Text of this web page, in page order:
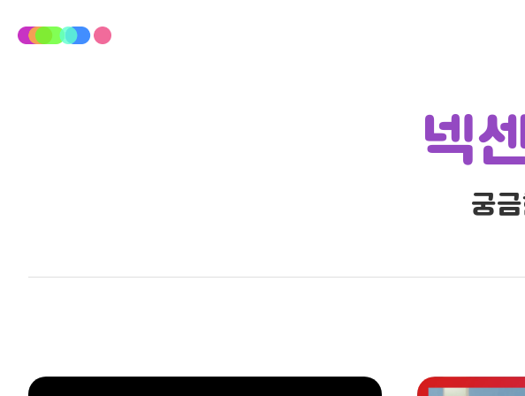
넥
궁